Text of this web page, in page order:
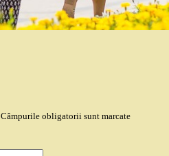
Câmpurile obligatorii sunt marcate